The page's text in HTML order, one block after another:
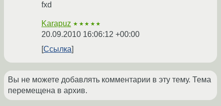
fxd
Karapuz ★★★★★
20.09.2010 16:06:12 +00:00
Ссылка
Вы не можете добавлять комментарии в эту тему. Тема
перемещена в архив.